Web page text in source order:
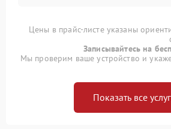
Цены в прайс-листе указаны
Записывайтесь на
Мы проверим ваше устройство и
Показать все